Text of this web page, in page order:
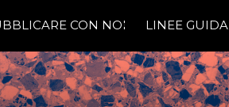
CON NOI LINEE GUIDA